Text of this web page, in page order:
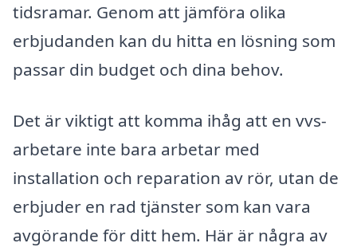
tidsramar. Genom att jämföra olika
erbjudanden kan du hitta en lösning som
passar din budget och dina behov.
Det är viktigt att komma ihåg att en vvs-
arbetare inte bara arbetar med
installation och reparation av rör, utan de
erbjuder en rad tjänster som kan vara
avgörande för ditt hem. Här är några av